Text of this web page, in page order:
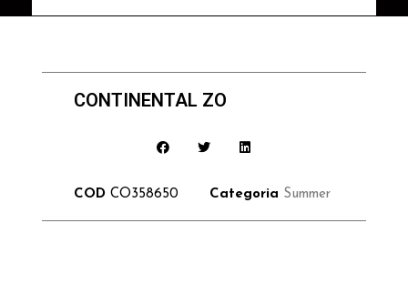
CONTINENTAL ZO
COD CO358650 Categoria Summer